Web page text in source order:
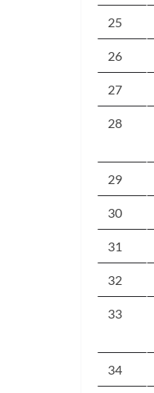
25
26
27
28
29
30
31
32
33
34